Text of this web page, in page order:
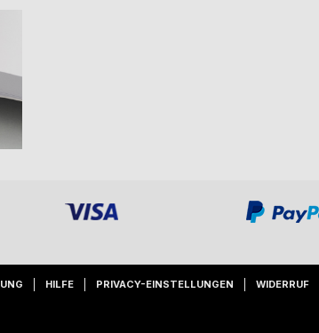
HILFE PRIVACY-EINSTELLUNGEN WIDERRUF